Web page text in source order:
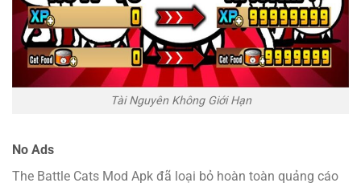
Tài Nguyên Không Giới Hạn
No Ads
The Battle Cats Mod Apk đã loại bỏ hoàn toàn quảng cáo